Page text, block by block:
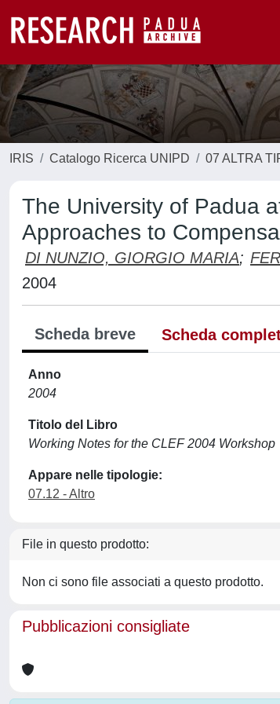
IRIS Catalogo Ricerca UNIPD 07 ALTRA
The University of Padua
Approaches to
DI NUNZIO, GIORGIO MARIA;
2004
Scheda breve Scheda
Anno
2004
Titolo del Libro
Working Notes for the CLEF 2004 Workshop
Appare nelle tipologie:
07.12 - Altro
File in questo prodotto:
Non ci sono file associati a questo prodotto.
Pubblicazioni consigliate